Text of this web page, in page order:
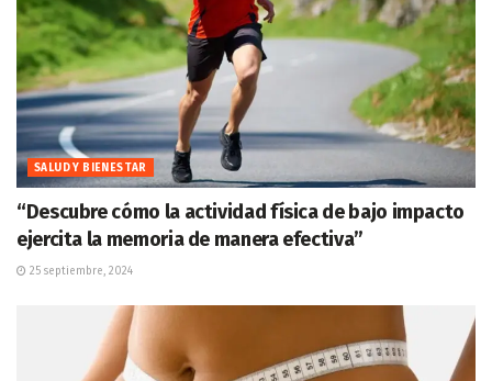
SALUD Y BIENESTAR
“Descubre cómo la actividad física de bajo impacto
ejercita la memoria de manera efectiva”
25 septiembre, 2024